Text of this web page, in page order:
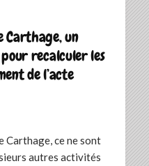
Carthage, un
recalculer les
de l’acte
Carthage, ce ne sont
autres activités